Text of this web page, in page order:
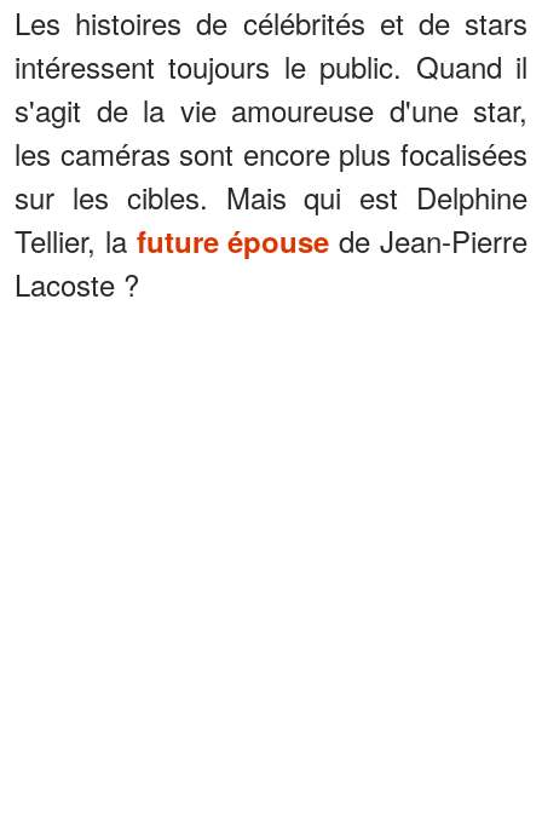
Les histoires de célébrités et de stars
intéressent toujours le public. Quand il
s'agit de la vie amoureuse d'une star,
les caméras sont encore plus focalisées
sur les cibles. Mais qui est Delphine
Tellier, la future épouse de Jean-Pierre
Lacoste ?